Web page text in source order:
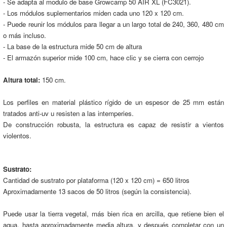
- Los módulos suplementarios miden cada uno 120 x 120 cm.
- Puede reunir los módulos para llegar a un largo total de 240, 360, 480 cm
o más incluso.
- La base de la estructura mide 50 cm de altura
- El armazón superior mide 100 cm, hace clic y se cierra con cerrojo
Altura total: 150 cm.
Los perfiles en material plástico rígido de un espesor de 25 mm están
tratados anti-uv u resisten a las intemperies.
De construcción robusta, la estructura es capaz de resistir a vientos
violentos.
Sustrato:
Cantidad de sustrato por plataforma (120 x 120 cm) = 650 litros
Aproximadamente 13 sacos de 50 litros (según la consistencia).
Puede usar la tierra vegetal, más bien rica en arcilla, que retiene bien el
agua, hasta aproximadamente media altura, y después completar con un